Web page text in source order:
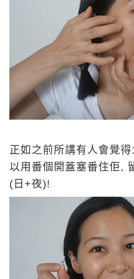
正如之前所講有人會覺
以用番個開蓋塞番住佢,
(日+夜)!